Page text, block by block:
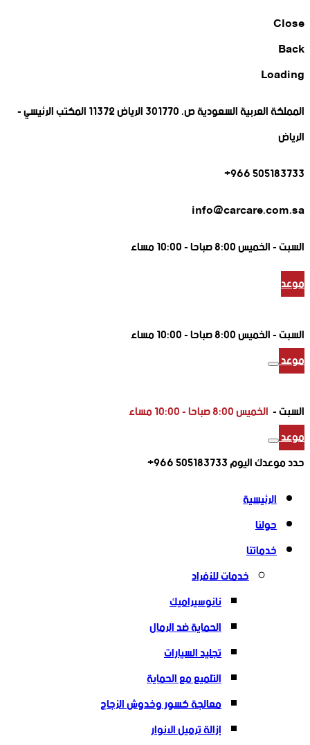
Close
Back
Loading
المملكة العربية السعودية ص. 301770 الرياض 11372 المكتب الرئيسي -
الرياض
505183733 966+
info@carcare.com.sa
السبت -الخميس 8:00 صباحا - 10:00 مساء
موعد
السبت -الخميس 8:00 صباحا - 10:00 مساء
موعد
السبت -الخميس 8:00 صباحا - 10:00 مساء
موعد
حدد موعدك اليوم505183733 966+
الرئيسية
حولنا
خدماتنا
خدمات للأفراد
نانوسيراميك
الحماية ضد الرمال
تجليد السيارات
التلميع مع الحماية
معالجة كسور وخدوش الزجاج
إزالة ترميل الانوار